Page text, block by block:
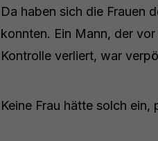
Da haben sich die Frauen
konnten. Ein Mann, der
Kontrolle verliert, war
Keine Frau hätte solch ein,